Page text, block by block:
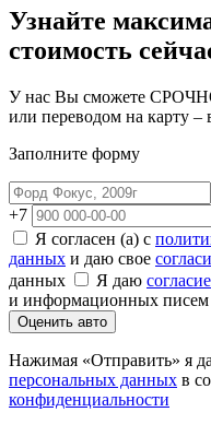
Узнайте
стоимость
У нас Вы сможете
или переводом на карту –
Заполните форму
+7
Я согласен (а) с
данных и даю свое
данных
Я даю согласие
и информационных писем
Оценить авто
Нажимая «Отправить» я
персональных данных в
конфиденциальности